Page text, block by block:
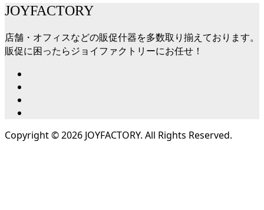
JOYFACTORY
店舗・オフィスなどの販促什器を多数取り揃えております。
販促に困ったらジョイファクトリーにお任せ！
Copyright ©2026 JOYFACTORY. All Rights Reserved.